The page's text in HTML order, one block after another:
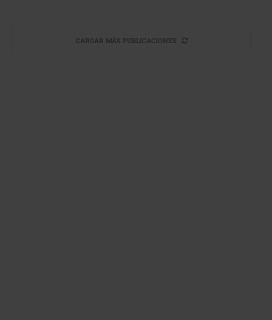
CARGAR MÁS PUBLICACIONES